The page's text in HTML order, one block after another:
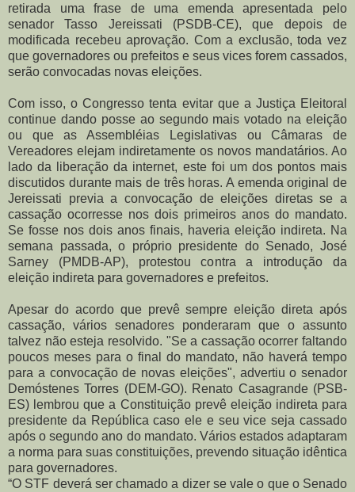
retirada uma frase de uma emenda apresentada pelo
senador Tasso Jereissati (PSDB-CE), que depois de
modificada recebeu aprovação. Com a exclusão, toda vez
que governadores ou prefeitos e seus vices forem cassados,
serão convocadas novas eleições.
Com isso, o Congresso tenta evitar que a Justiça Eleitoral
continue dando posse ao segundo mais votado na eleição
ou que as Assembléias Legislativas ou Câmaras de
Vereadores elejam indiretamente os novos mandatários. Ao
lado da liberação da internet, este foi um dos pontos mais
discutidos durante mais de três horas. A emenda original de
Jereissati previa a convocação de eleições diretas se a
cassação ocorresse nos dois primeiros anos do mandato.
Se fosse nos dois anos finais, haveria eleição indireta. Na
semana passada, o próprio presidente do Senado, José
Sarney (PMDB-AP), protestou contra a introdução da
eleição indireta para governadores e prefeitos.
Apesar do acordo que prevê sempre eleição direta após
cassação, vários senadores ponderaram que o assunto
talvez não esteja resolvido. "Se a cassação ocorrer faltando
poucos meses para o final do mandato, não haverá tempo
para a convocação de novas eleições", advertiu o senador
Demóstenes Torres (DEM-GO). Renato Casagrande (PSB-
ES) lembrou que a Constituição prevê eleição indireta para
presidente da República caso ele e seu vice seja cassado
após o segundo ano do mandato. Vários estados adaptaram
a norma para suas constituições, prevendo situação idêntica
para governadores.
“O STF deverá ser chamado a dizer se vale o que o Senado